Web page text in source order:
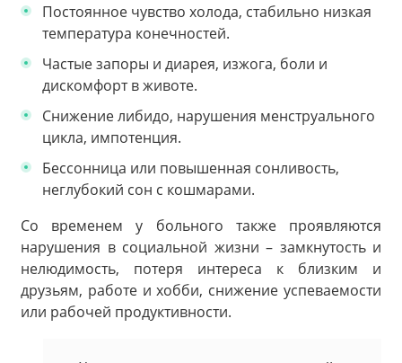
Постоянное чувство холода, стабильно низкая
температура конечностей.
Частые запоры и диарея, изжога, боли и
дискомфорт в животе.
Снижение либидо, нарушения менструального
цикла, импотенция.
Бессонница или повышенная сонливость,
неглубокий сон с кошмарами.
Со временем у больного также проявляются
нарушения в социальной жизни – замкнутость и
нелюдимость, потеря интереса к близким и
друзьям, работе и хобби, снижение успеваемости
или рабочей продуктивности.